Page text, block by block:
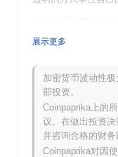
JEJE起源于2021年3
者和早期用户试验
线，标志着代币正
态系统，以促进去
过公平启动模型于
统筹款方法的限制
持续发展和社区参
展示更多
加密货币波动性
部投资。
Coinpaprika上的
议。在做出投资决
并咨询合格的财务
Coinpaprika对因